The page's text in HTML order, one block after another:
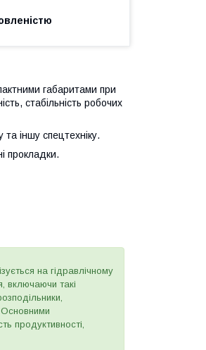
габаритами при
стабільність робочих
іншу спецтехніку.
прокладки.
на гідравлічному
включаючи такі
Основними
продуктивності,